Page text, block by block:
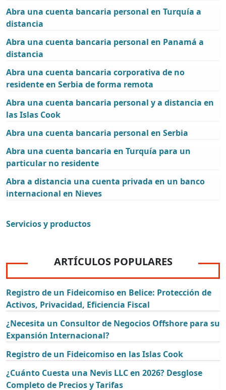
Abra una cuenta bancaria personal en Turquía a
distancia
Abra una cuenta bancaria personal en Panamá a
distancia
Abra una cuenta bancaria corporativa de no
residente en Serbia de forma remota
Abra una cuenta bancaria personal y a distancia en
las Islas Cook
Abra una cuenta bancaria personal en Serbia
Abra una cuenta bancaria en Turquía para un
particular no residente
Abra a distancia una cuenta privada en un banco
internacional en Nieves
Servicios y productos
ARTÍCULOS POPULARES
Registro de un Fideicomiso en Belice: Protección de
Activos, Privacidad, Eficiencia Fiscal
¿Necesita un Consultor de Negocios Offshore para su
Expansión Internacional?
Registro de un Fideicomiso en las Islas Cook
¿Cuánto Cuesta una Nevis LLC en 2026? Desglose
Completo de Precios y Tarifas